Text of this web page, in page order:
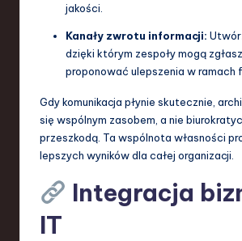
jakości.
Kanały zwrotu informacji:
dzięki którym zespoły mogą
proponować ulepszenia w ramach
Gdy komunikacja płynie skutecznie,
się wspólnym zasobem, a nie
przeszkodą. Ta wspólnota własności
lepszych wyników dla całej organizacji.
Integracja
IT